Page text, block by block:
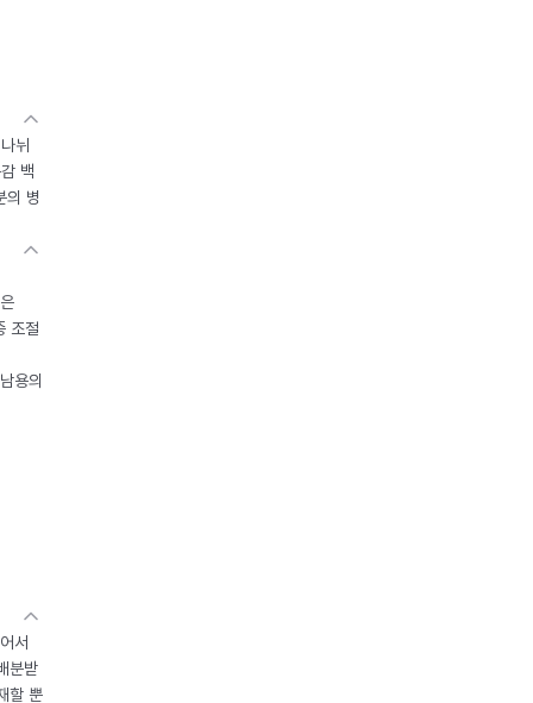
뉘
백
의 병
조절
용의
서
분받
할 뿐